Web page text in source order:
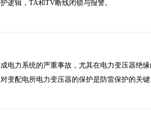
逻辑，TA和TV断线闭锁与报警。
电力系统的严重事故，尤其在电力变压器绝
变配电所电力变压器的保护是防雷保护的关键